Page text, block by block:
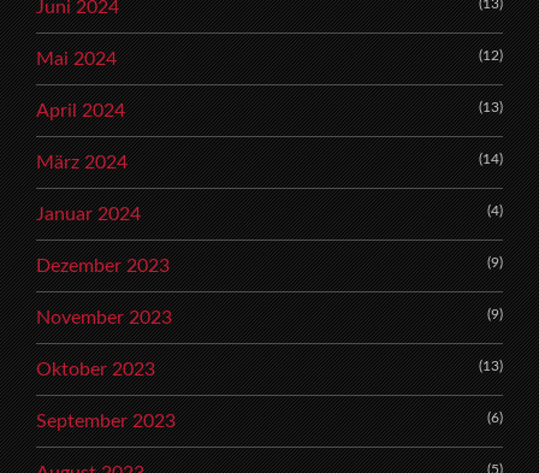
Juni 2024 (13)
Mai 2024 (12)
April 2024 (13)
März 2024 (14)
Januar 2024 (4)
Dezember 2023 (9)
November 2023 (9)
Oktober 2023 (13)
September 2023 (6)
(5)